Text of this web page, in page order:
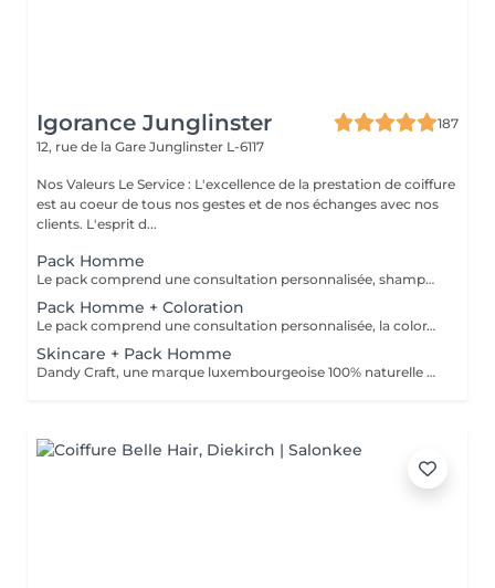
Igorance Junglinster
187
12, rue de la Gare Junglinster L-6117
Nos Valeurs Le Service : L'excellence de la prestation de coiffure
est au coeur de tous nos gestes et de nos échanges avec nos
clients. L'esprit d...
Pack Homme
Le pack comprend une consultation personnalisée, shampooing et conditionneur spécifiques REDKEN, la coupe IGORANCE (finitions sur cheveux secs ) et les produits de styling REDKEN * Tarifs à titre indicatifs à confirmer après la consultation personnalisée établit auprès de votre coiffeur/stylist/spécialiste * La direction se réserve le droit d’apporter des modifications pour le bon fonctionnement du salon
Pack Homme + Coloration
Le pack comprend une consultation personnalisée, la coloration avec les produits LOREAL PROFESSIONNEL , shampooing et conditionneur spécifiques REDKEN , la coupe IGORANCE ( finitions sur cheveux secs) , les produits de styling REDKEN * Tarifs à titre indicatifs à confirmer après la consultation personnalisée établit auprès de votre coiffeur/stylist/spécialiste * La direction se réserve le droit d’apporter des modifications pour le bon fonctionnement du salon
Skincare + Pack Homme
Dandy Craft, une marque luxembourgeoise 100% naturelle de soins du visage. Soin du visage, nettoyant à base de jus d'aloe vera et de ginseng, exfoliant à la vitamine C, crème hydratante au beurre de karité. + Pack Homme